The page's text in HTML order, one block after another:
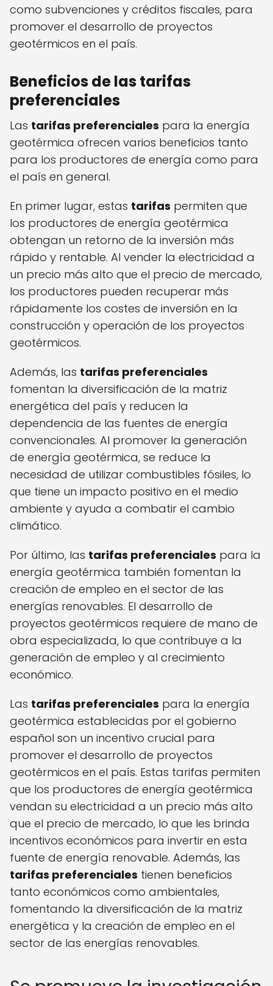
como subvenciones y créditos fiscales, para
promover el desarrollo de proyectos
geotérmicos en el país.
Beneficios de las tarifas
preferenciales
Las tarifas preferenciales para la energía
geotérmica ofrecen varios beneficios tanto
para los productores de energía como para
el país en general.
En primer lugar, estas tarifas permiten que
los productores de energía geotérmica
obtengan un retorno de la inversión más
rápido y rentable. Al vender la electricidad a
un precio más alto que el precio de mercado,
los productores pueden recuperar más
rápidamente los costes de inversión en la
construcción y operación de los proyectos
geotérmicos.
Además, las tarifas preferenciales
fomentan la diversificación de la matriz
energética del país y reducen la
dependencia de las fuentes de energía
convencionales. Al promover la generación
de energía geotérmica, se reduce la
necesidad de utilizar combustibles fósiles, lo
que tiene un impacto positivo en el medio
ambiente y ayuda a combatir el cambio
climático.
Por último, las tarifas preferenciales para la
energía geotérmica también fomentan la
creación de empleo en el sector de las
energías renovables. El desarrollo de
proyectos geotérmicos requiere de mano de
obra especializada, lo que contribuye a la
generación de empleo y al crecimiento
económico.
Las tarifas preferenciales para la energía
geotérmica establecidas por el gobierno
español son un incentivo crucial para
promover el desarrollo de proyectos
geotérmicos en el país. Estas tarifas permiten
que los productores de energía geotérmica
vendan su electricidad a un precio más alto
que el precio de mercado, lo que les brinda
incentivos económicos para invertir en esta
fuente de energía renovable. Además, las
tarifas preferenciales tienen beneficios
tanto económicos como ambientales,
fomentando la diversificación de la matriz
energética y la creación de empleo en el
sector de las energías renovables.